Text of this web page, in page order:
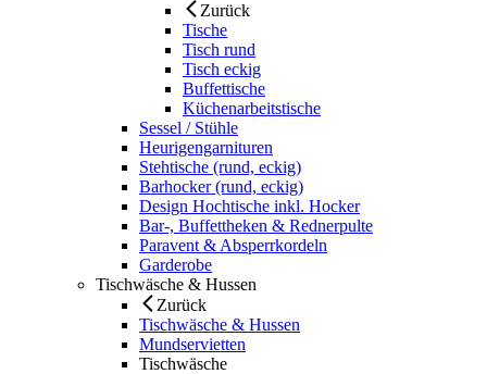
Zurück
Tische
Tisch rund
Tisch eckig
Buffettische
Küchenarbeitstische
Sessel / Stühle
Heurigengarnituren
Stehtische (rund, eckig)
Barhocker (rund, eckig)
Design Hochtische inkl. Hocker
Bar-, Buffettheken & Rednerpulte
Paravent & Absperrkordeln
Garderobe
Tischwäsche & Hussen
Zurück
Tischwäsche & Hussen
Mundservietten
Tischwäsche